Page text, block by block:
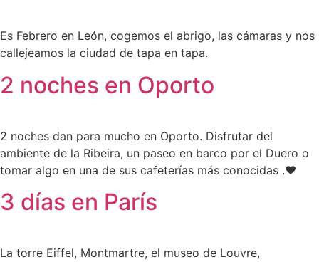
Es Febrero en León, cogemos el abrigo, las cámaras y nos
callejeamos la ciudad de tapa en tapa.
2 noches en Oporto
2 noches dan para mucho en Oporto. Disfrutar del
ambiente de la Ribeira, un paseo en barco por el Duero o
tomar algo en una de sus cafeterías más conocidas .❤️
3 días en París
La torre Eiffel, Montmartre, el museo de Louvre,